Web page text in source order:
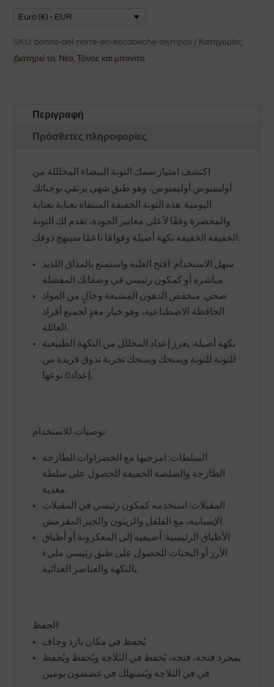
بالصلصة
Euro (€) - EUR
SKU: bonito-del-norte-en-escabeche-olympos
Κατηγορίες:
Διατηρεί το
Νέο ,Τόνος και μπονίτο
Περιγραφή
Πρόσθετες πληροφορίες
اكتشف امتياز سمك التونة البيضاء المخلللة من
أوليمبوس أوليمبوس، وهو طبق شهي يرتقي بوجباتك
اليومية. هذه التونة الخفيفة المنتقاة بعناية بعناية
والمحضرة وفقًا لأعلى معايير الجودة، تقدم لك التونة
الخفيفة الخفيفة نكهة أصيلة وقوامًا ناعمًا سيبهج ذوقك:
سهل الاستخدام: افتح العلبة واستمتع بالمذاق اللذيذ
صحي: منخفض الدهون المشبعة وخالٍ من المواد
الحافظة الاصطناعية، وهو خيار مغذٍ لجميع أفراد
نكهة أصيلة: يعزز إعداد المخللل من النكهة الطبيعية
للتونة للتونة ويمنحك ويمنحك تجربة تذوق فريدة من
توصيات للاستخدام:
السلطات: امزجيها مع الخضراوات الطازجة
الطازجة والصلصة الخفيفة للحصول على سلطة
المقبلات: استخدمه كمكون رئيسي في المقبلات
الأطباق الرئيسية: أضيفيه إلى المعكرونة أو أطباق
الأرز أو اليخنات للحصول على طبق رئيسي مليء
الحفظ:
بمجرد فتحه، فتحه، يُحفظ في الثلاجة ويُحفظ ويُحفظ